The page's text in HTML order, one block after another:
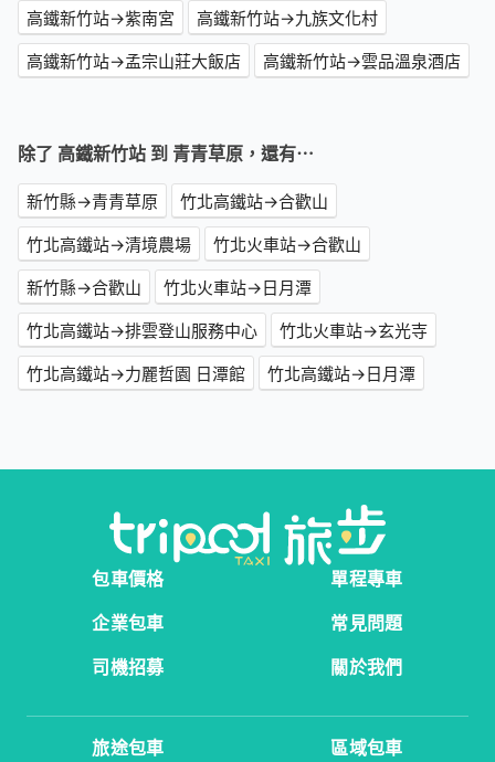
高鐵新竹站→紫南宮
高鐵新竹站→九族文化村
高鐵新竹站→孟宗山莊大飯店
高鐵新竹站→雲品溫泉酒店
除了 高鐵新竹站 到 青青草原，還有⋯
新竹縣→青青草原
竹北高鐵站→合歡山
竹北高鐵站→清境農場
竹北火車站→合歡山
新竹縣→合歡山
竹北火車站→日月潭
竹北高鐵站→排雲登山服務中心
竹北火車站→玄光寺
竹北高鐵站→力麗哲園 日潭館
竹北高鐵站→日月潭
包車價格
單程專車
企業包車
常見問題
司機招募
關於我們
旅途包車 區域包車